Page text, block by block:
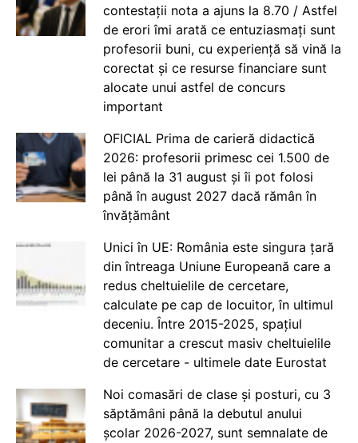
contestații nota a ajuns la 8.70 / Astfel
de erori îmi arată ce entuziasmați sunt
profesorii buni, cu experiență să vină la
corectat și ce resurse financiare sunt
alocate unui astfel de concurs
important
OFICIAL Prima de carieră didactică
2026: profesorii primesc cei 1.500 de
lei până la 31 august și îi pot folosi
până în august 2027 dacă rămân în
învățământ
Unici în UE: România este singura țară
din întreaga Uniune Europeană care a
redus cheltuielile de cercetare,
calculate pe cap de locuitor, în ultimul
deceniu. Între 2015-2025, spațiul
comunitar a crescut masiv cheltuielile
de cercetare - ultimele date Eurostat
Noi comasări de clase și posturi, cu 3
săptămâni până la debutul anului
școlar 2026-2027, sunt semnalate de